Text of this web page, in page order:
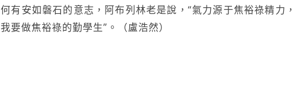
何有安如磐石的意志，阿布列林老是說，“氣力源于焦裕祿精力，
我要做焦裕祿的勤學生”。（盧浩然）